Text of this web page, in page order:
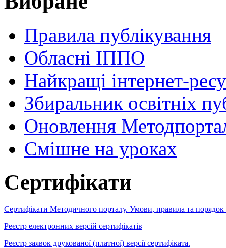
Правила публікування
Обласні ІППО
Найкращі інтернет-
Збиральник освітніх
Оновлення
Cмішне на уроках
Сертифікати
Сертифікати Методичного порталу. Умови, правила та порядок
Реєстр електронних версій сертифікатів
Реєстр заявок друкованої (платної) версії сертифіката.